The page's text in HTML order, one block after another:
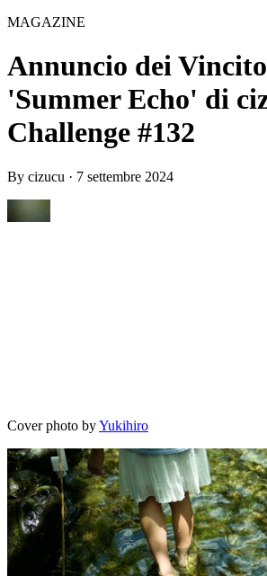
MAGAZINE
Annuncio dei
'Summer Echo' di
Challenge #132
By cizucu · 7 settembre 2024
Cover photo byYukihiro